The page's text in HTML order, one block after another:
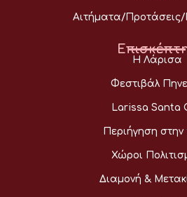
Αιτήματα/
Η Λάρισα
Φεστιβάλ
Larissa Santa
Περιήγηση στην
Χώροι
Διαμονή &